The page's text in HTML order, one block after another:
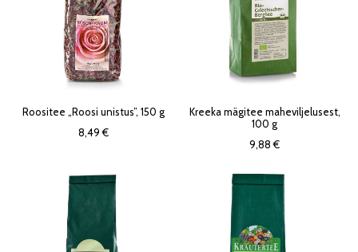
Roositee „Roosi unistus”, 150 g
8,49 €
Kreeka mägitee maheviljelusest,
100 g
9,88 €